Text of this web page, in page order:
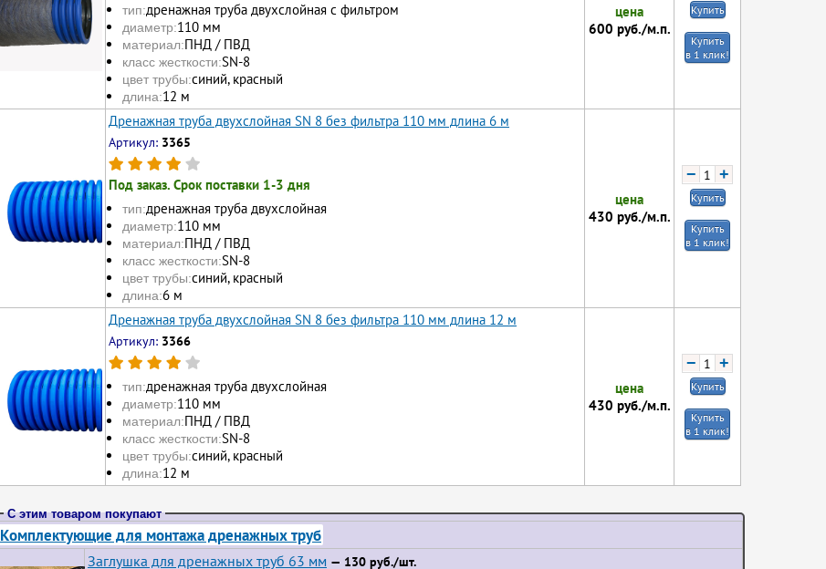
тип:дренажная труба двухслойная с фильтром
диаметр:110 мм
материал:ПНД / ПВД
класс жесткости:SN-8
цвет трубы:синий, красный
длина:12 м
цена
600 руб./м.п.
Купить
Купить
в 1 клик!
Дренажная труба двухслойная SN 8 без фильтра 110 мм длина 6 м
Артикул: 3365
Под заказ. Срок поставки 1-3 дня
тип:дренажная труба двухслойная
диаметр:110 мм
материал:ПНД / ПВД
класс жесткости:SN-8
цвет трубы:синий, красный
длина:6 м
цена
430 руб./м.п.
− +
Купить
Купить
в 1 клик!
Дренажная труба двухслойная SN 8 без фильтра 110 мм длина 12 м
Артикул: 3366
тип:дренажная труба двухслойная
диаметр:110 мм
материал:ПНД / ПВД
класс жесткости:SN-8
цвет трубы:синий, красный
длина:12 м
цена
430 руб./м.п.
− +
Купить
Купить
в 1 клик!
С этим товаром покупают
Комплектующие для монтажа дренажных труб
Заглушка для дренажных труб 63 мм — 130 руб./шт.